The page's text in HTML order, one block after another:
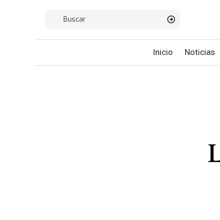
Inicio Noticias